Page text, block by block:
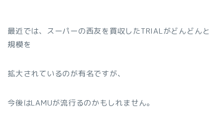
最近では、スーパーの西友を買収したTRIALがどんどんと
規模を
拡大されているのが有名ですが、
今後はLAMUが流行るのかもしれません。